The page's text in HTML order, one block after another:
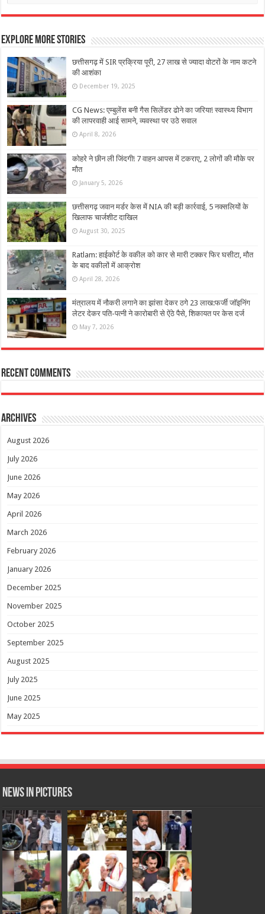
Explore More Stories
छत्तीसगढ़ में SIR प्रक्रिया पूरी, 27 लाख से ज्यादा वोटरों के नाम कटने
की आशंका
December 19, 2025
CG News: एम्बुलेंस बनी गैस सिलेंडर ढोने का जरिया! स्वास्थ्य विभाग
की लापरवाही आई सामने, व्यवस्था पर उठे सवाल
April 8, 2026
कोहरे ने छीन ली जिंदगी! 7 वाहन आपस में टकराए, 2 लोगों की मौके पर
मौत
January 5, 2026
छत्तीसगढ़ जवान मर्डर केस में NIA की बड़ी कार्रवाई, 5 नक्सलियों के
खिलाफ चार्जशीट दाखिल
August 30, 2025
Ratlam: हाईकोर्ट के वकील को कार से मारी टक्कर फिर घसीटा, मौत
के बाद वकीलों में आक्रोश
April 28, 2026
मंत्रालय में नौकरी लगाने का झांसा देकर ठगे 23 लाख:फर्जी जॉइनिंग
लेटर देकर पति-पत्नी ने कारोबारी से ऐंठे पैसे, शिकायत पर केस दर्ज
May 7, 2026
Recent Comments
Archives
August 2026
July 2026
June 2026
May 2026
April 2026
March 2026
February 2026
January 2026
December 2025
November 2025
October 2025
September 2025
August 2025
July 2025
June 2025
May 2025
News in Pictures